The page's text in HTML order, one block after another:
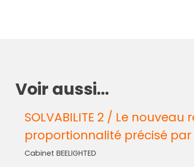
Voir aussi...
SOLVABILITE 2 / Le nouveau
proportionnalité précisé par
Cabinet BEELIGHTED